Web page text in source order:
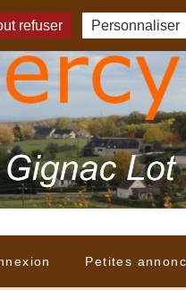
Petites
refuser Personnaliser